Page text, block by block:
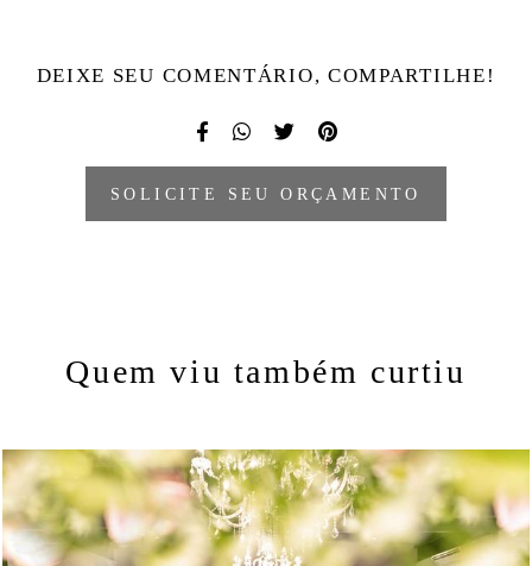
DEIXE SEU COMENTÁRIO, COMPARTILHE!
SOLICITE SEU ORÇAMENTO
Quem viu também curtiu